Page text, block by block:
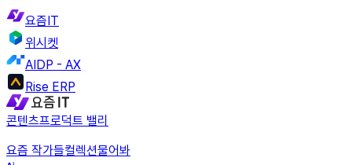
요즘IT
위시켓
AIDP - AX
Rise ERP
콘텐츠프로덕트 밸리
요즘 작가들컬렉션물어봐